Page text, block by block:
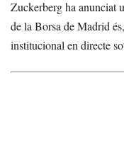
Zuckerberg ha anunciat
de la Borsa de Madrid
institucional en directe